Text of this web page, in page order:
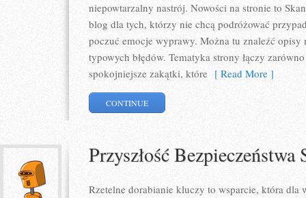
niepowtarzalny nastrój. Nowości na stronie to
blog dla tych, którzy nie chcą podróżować
poczuć emocje wyprawy. Można tu znaleźć
typowych błędów. Tematyka strony łączy
spokojniejsze zakątki, które [ Read More ]
CONTINUE
Przyszłość Bezpieczeństwa
Rzetelne dorabianie kluczy to wsparcie, która dla